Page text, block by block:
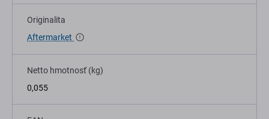
Originalita
Aftermarket
Netto hmotnosť (kg)
0,055